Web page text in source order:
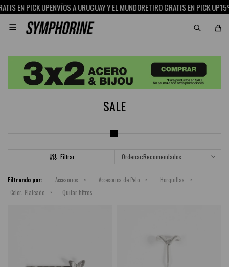
EN PICK UPENVÍOS A URUGUAY Y EL MUNDORETIRO GRATIS EN PICK UP

SALE
Recomendados
Filtrando por: Accesorios Accesorios de Pelo
Horquillas
Color: Plateado Quitar filtros